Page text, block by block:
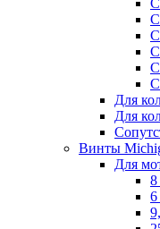
Для
Для
Винты
Для
8
6